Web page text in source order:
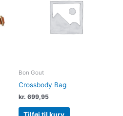
Bon Gout
Crossbody Bag
kr. 699,95